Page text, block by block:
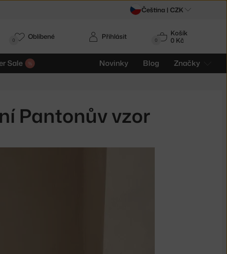
0
Košík
0 Kč
Sale Novinky Blog Značky
Přihlásit
0 Oblíbené
Pantonův vzor
Čeština | CZK